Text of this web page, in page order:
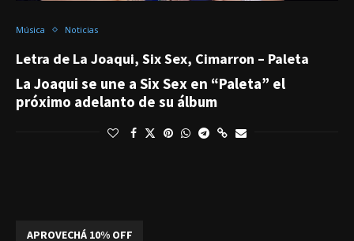
Música Noticias
Letra de La Joaqui, Six Sex, Cimarron – Paleta
La Joaqui se une a Six Sex en “Paleta” el
próximo adelanto de su álbum
APROVECHÁ 10% OFF